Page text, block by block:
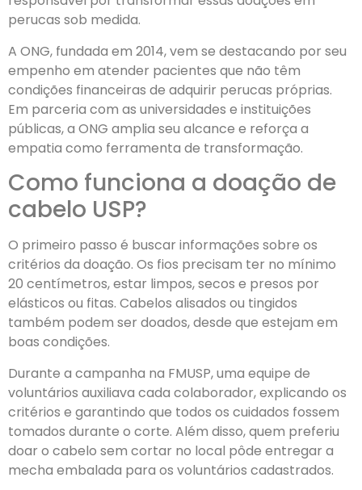
perucas sob medida.
A ONG, fundada em 2014, vem se destacando por seu
empenho em atender pacientes que não têm
condições financeiras de adquirir perucas próprias.
Em parceria com as universidades e instituições
públicas, a ONG amplia seu alcance e reforça a
empatia como ferramenta de transformação.
Como funciona a doação de
cabelo USP?
O primeiro passo é buscar informações sobre os
critérios da doação. Os fios precisam ter no mínimo
20 centímetros, estar limpos, secos e presos por
elásticos ou fitas. Cabelos alisados ou tingidos
também podem ser doados, desde que estejam em
boas condições.
Durante a campanha na FMUSP, uma equipe de
voluntários auxiliava cada colaborador, explicando os
critérios e garantindo que todos os cuidados fossem
tomados durante o corte. Além disso, quem preferiu
doar o cabelo sem cortar no local pôde entregar a
mecha embalada para os voluntários cadastrados.